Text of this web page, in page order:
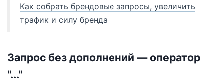
Как собрать брендовые запросы, увеличить
трафик и силу бренда
Запрос без дополнений — оператор
"..."